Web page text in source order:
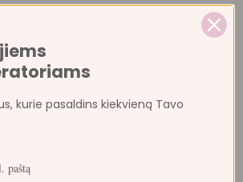
2,00€
kurie pasaldins kiekvieną Tavo